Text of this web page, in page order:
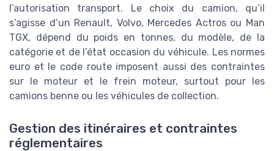
l’autorisation transport. Le choix du camion, qu’il
s’agisse d’un Renault, Volvo, Mercedes Actros ou Man
TGX, dépend du poids en tonnes, du modèle, de la
catégorie et de l’état occasion du véhicule. Les normes
euro et le code route imposent aussi des contraintes
sur le moteur et le frein moteur, surtout pour les
camions benne ou les véhicules de collection.
Gestion des itinéraires et contraintes
réglementaires